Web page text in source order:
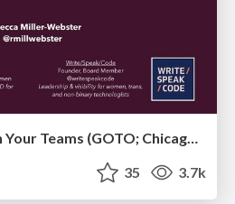
Refactoring Trust on Your Teams (GOTO; Chicago 2020)
35 3.7k